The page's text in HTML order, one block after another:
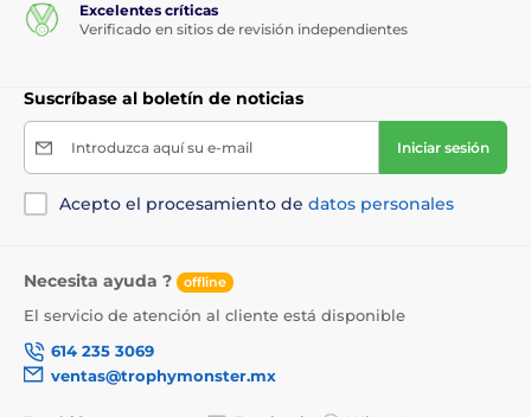
Excelentes críticas
Verificado en sitios de revisión independientes
Suscríbase al boletín de noticias
Introduzca aquí su e-mail Iniciar sesión
Acepto el procesamiento de datos personales
Necesita ayuda ? offline
El servicio de atención al cliente está disponible
614 235 3069
ventas@trophymonster.mx